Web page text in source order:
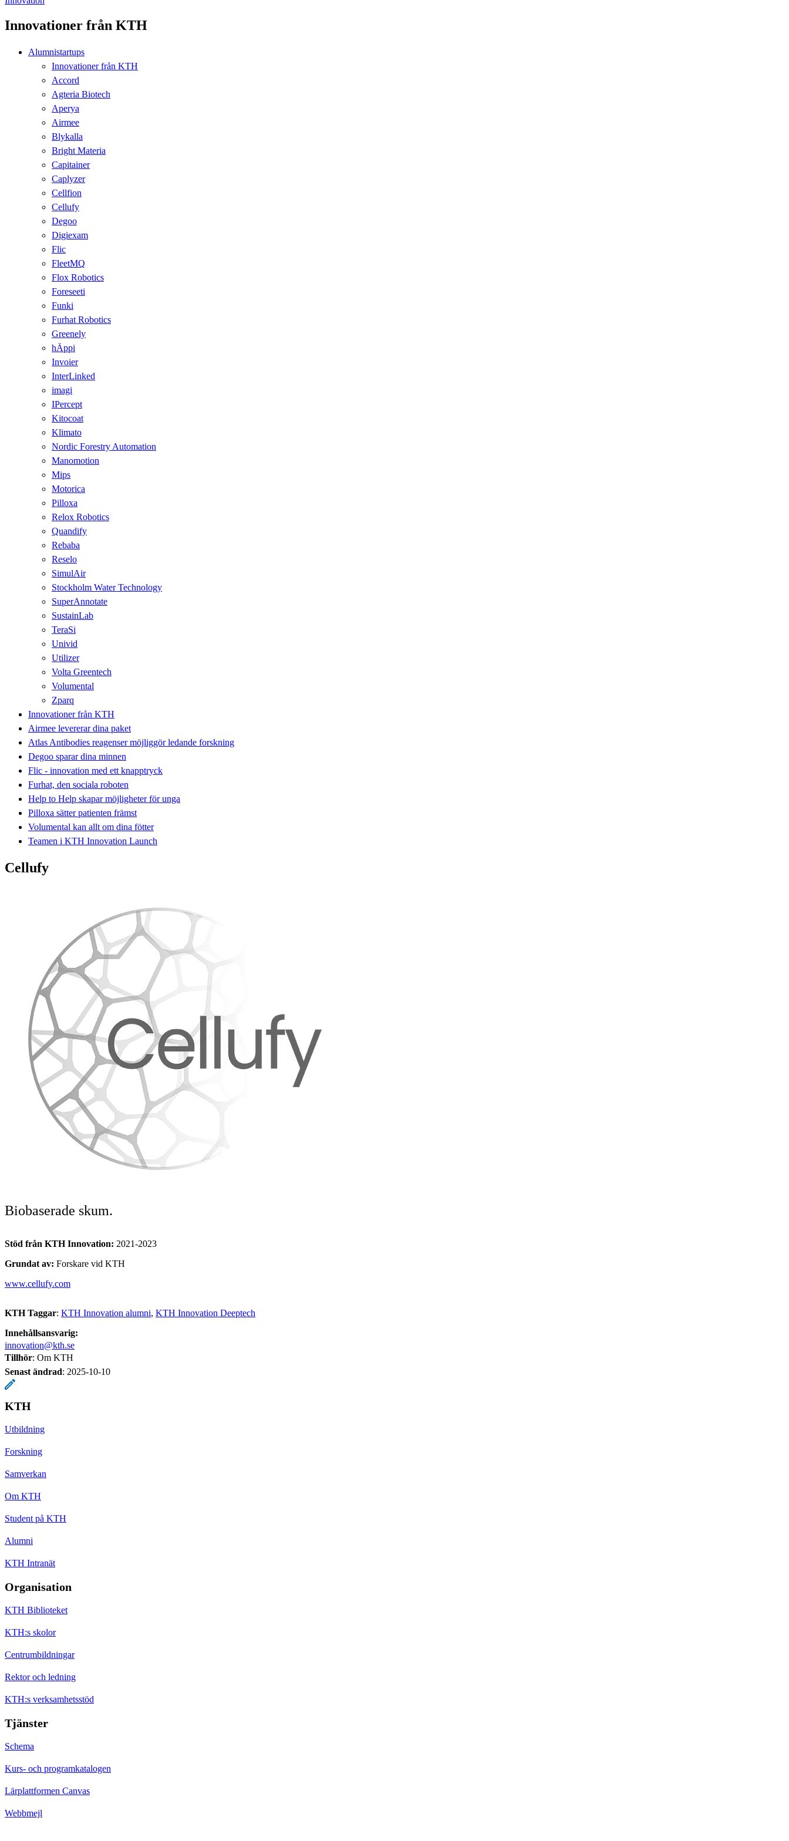
Innovationer från KTH
Alumnistartups
Innovationer från KTH
Accord
Agteria Biotech
Aperya
Airmee
Blykalla
Bright Materia
Capitainer
Caplyzer
Cellfion
Cellufy
Degoo
Digiexam
Flic
FleetMQ
Flox Robotics
Foreseeti
Funki
Furhat Robotics
Greenely
hÄppi
Invoier
InterLinked
imagi
IPercept
Kitocoat
Klimato
Nordic Forestry Automation
Manomotion
Mips
Motorica
Pilloxa
Relox Robotics
Quandify
Rebaba
Reselo
SimulAir
Stockholm Water Technology
SuperAnnotate
SustainLab
TeraSi
Univid
Utilizer
Volta Greentech
Volumental
Zparq
Innovationer från KTH
Airmee levererar dina paket
Atlas Antibodies reagenser möjliggör ledande forskning
Degoo sparar dina minnen
Flic - innovation med ett knapptryck
Furhat, den sociala roboten
Help to Help skapar möjligheter för unga
Pilloxa sätter patienten främst
Volumental kan allt om dina fötter
Teamen i KTH Innovation Launch
Cellufy
Biobaserade skum.
Stöd från KTH Innovation: 2021-2023
Grundat av: Forskare vid KTH
www.cellufy.com
KTH Taggar: KTH Innovation alumni KTH Innovation Deeptech
Innehållsansvarig:
innovation@kth.se
Tillhör: Om KTH
Senast ändrad: 2025-10-10
KTH
Utbildning
Forskning
Samverkan
Om KTH
Student på KTH
Alumni
KTH Intranät
Organisation
KTH Biblioteket
KTH:s skolor
Centrumbildningar
Rektor och ledning
KTH:s verksamhetsstöd
Tjänster
Schema
Kurs- och programkatalogen
Lärplattformen Canvas
Webbmejl